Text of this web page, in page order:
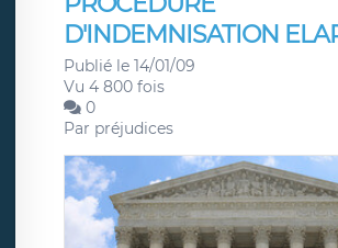
D'INDEMNISATION
Publié le 14/01/09
Vu 4 800 fois
0
Par préjudices